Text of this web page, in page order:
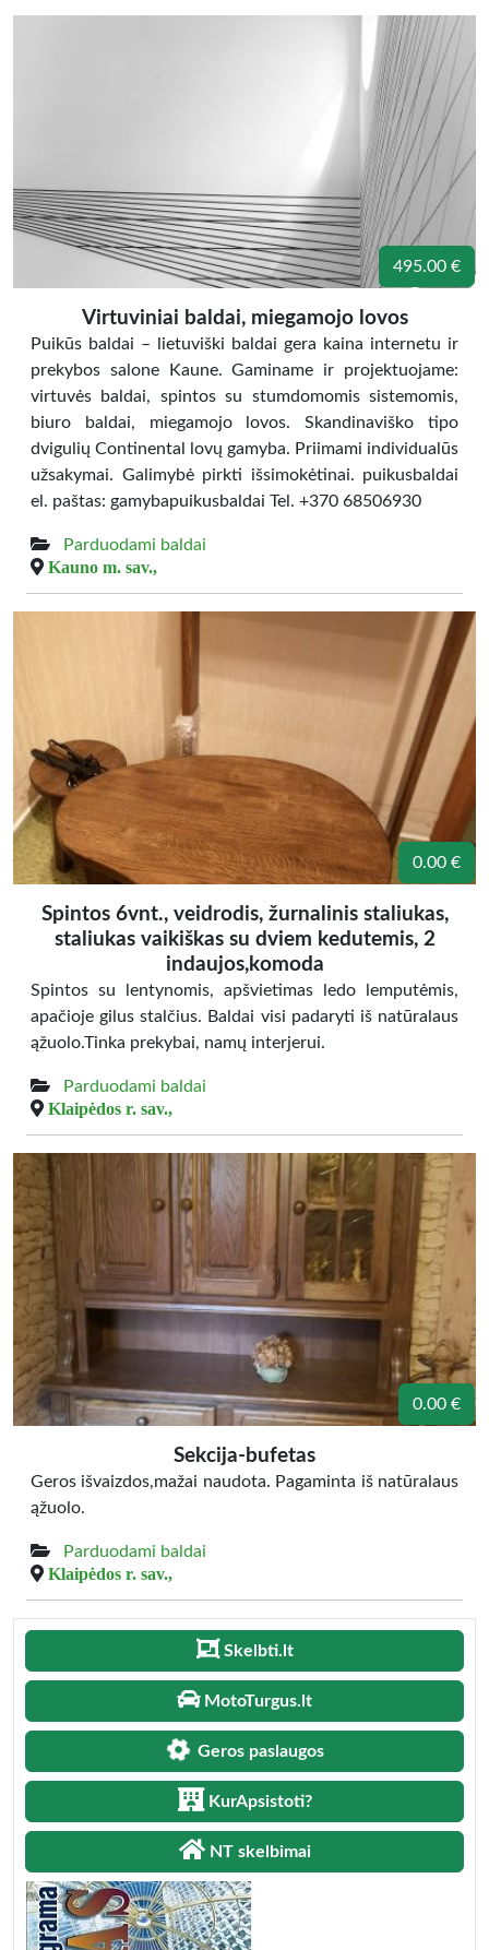
495.00 €
Virtuviniai baldai, miegamojo lovos
Puikūs baldai – lietuviški baldai gera kaina internetu ir
prekybos salone Kaune. Gaminame ir projektuojame:
virtuvės baldai, spintos su stumdomomis sistemomis,
biuro baldai, miegamojo lovos. Skandinaviško tipo
dvigulių Continental lovų gamyba. Priimami individualūs
užsakymai. Galimybė pirkti išsimokėtinai. puikusbaldai
el. paštas: gamybapuikusbaldai Tel. +370 68506930
Parduodami baldai
Kauno m. sav.,
0.00 €
Spintos 6vnt., veidrodis, žurnalinis staliukas,
staliukas vaikiškas su dviem kedutemis, 2
indaujos,komoda
Spintos su lentynomis, apšvietimas ledo lemputėmis,
apačioje gilus stalčius. Baldai visi padaryti iš natūralaus
ąžuolo.Tinka prekybai, namų interjerui.
Parduodami baldai
Klaipėdos r. sav.,
0.00 €
Sekcija-bufetas
Geros išvaizdos,mažai naudota. Pagaminta iš natūralaus
ąžuolo.
Parduodami baldai
Klaipėdos r. sav.,
Skelbti.lt
MotoTurgus.lt
Geros paslaugos
KurApsistoti?
NT skelbimai